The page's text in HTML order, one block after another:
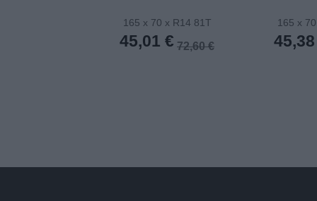
165 x 70 x R14 81T
45,01 € 72,60 €
165 x